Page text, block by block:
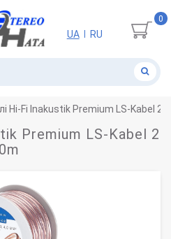
0
UA RU
Hi-Fi Inakustik Premium LS-Kabel 2
Premium LS-Kabel 2